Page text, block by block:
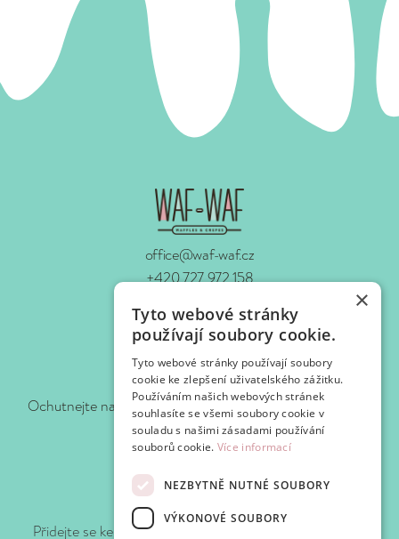
office@waf-waf.cz
+420 727 972 158
Kontakty
Sledujte nás!
Ochutnejte naše novinky hned, jak je pro vás připravíme.
Připojte se k WafClub
Přidejte se ke klubu Waf-Waf a získejte slevy a speciální
×
Tyto webové stránky
používají soubory cookie.
Tyto webové stránky používají soubory
cookie ke zlepšení uživatelského zážitku.
Používáním našich webových stránek
souhlasíte se všemi soubory cookie v
souladu s našimi zásadami používání
souborů cookie. Více informací
NEZBYTNĚ NUTNÉ SOUBORY
VÝKONOVÉ SOUBORY